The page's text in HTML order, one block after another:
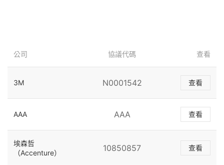
公司 協議代碼 查看
3M N0001542 查看
AAA AAA 查看
埃森哲
（Accenture）
10850857 查看